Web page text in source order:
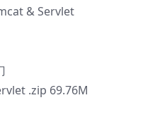
& Servlet
.zip 69.76M